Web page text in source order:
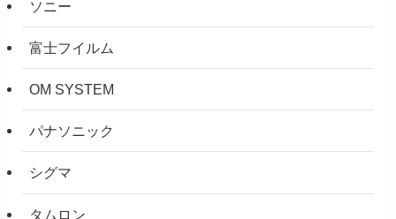
ソニー
富士フイルム
OM SYSTEM
パナソニック
シグマ
タムロン